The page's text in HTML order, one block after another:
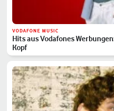
VODAFONE MUSIC
Hits aus Vodafones
Kopf